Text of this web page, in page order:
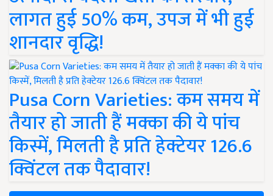
लागत हुई 50% कम, उपज में भी हुई
शानदार वृद्धि!
Pusa Corn Varieties: कम समय में
तैयार हो जाती हैं मक्का की ये पांच
किस्में, मिलती है प्रति हेक्टेयर 126.6
क्विंटल तक पैदावार!